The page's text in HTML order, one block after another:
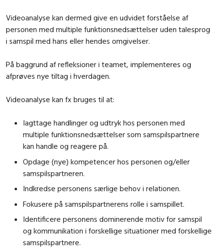
Videoanalyse kan dermed give en udvidet forståelse af
personen med multiple funktionsnedsættelser uden talesprog
i samspil med hans eller hendes omgivelser.
På baggrund af refleksioner i teamet, implementeres og
afprøves nye tiltag i hverdagen.
Videoanalyse kan fx bruges til at:
Iagttage handlinger og udtryk hos personen med
multiple funktionsnedsættelser som samspilspartnere
kan handle og reagere på.
Opdage (nye) kompetencer hos personen og/eller
samspilspartneren.
Indkredse personens særlige behov i relationen.
Fokusere på samspilspartnerens rolle i samspillet.
Identificere personens dominerende motiv for samspil
og kommunikation i forskellige situationer med forskellige
samspilspartnere.